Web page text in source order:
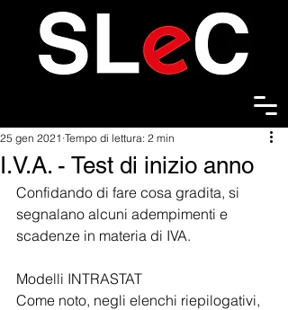
I.V.A. - Test di inizio anno
25 gen 2021 Tempo di lettura: 2 min
Confidando di fare cosa gradita, si
segnalano alcuni adempimenti e
scadenze in materia di IVA.
Modelli INTRASTAT
Come noto, negli elenchi riepilogativi,